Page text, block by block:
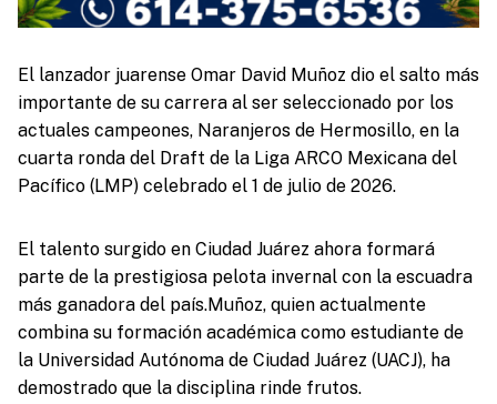
El lanzador juarense Omar David Muñoz dio el salto más
importante de su carrera al ser seleccionado por los
actuales campeones, Naranjeros de Hermosillo, en la
cuarta ronda del Draft de la Liga ARCO Mexicana del
Pacífico (LMP) celebrado el 1 de julio de 2026.
El talento surgido en Ciudad Juárez ahora formará
parte de la prestigiosa pelota invernal con la escuadra
más ganadora del país.Muñoz, quien actualmente
combina su formación académica como estudiante de
la Universidad Autónoma de Ciudad Juárez (UACJ), ha
demostrado que la disciplina rinde frutos.